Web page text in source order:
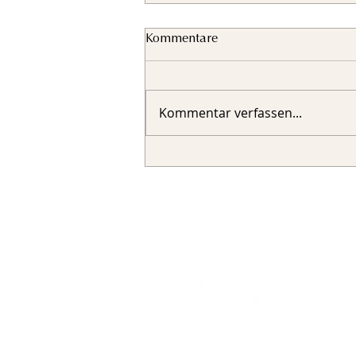
Kommentare
Kommentar verfassen...